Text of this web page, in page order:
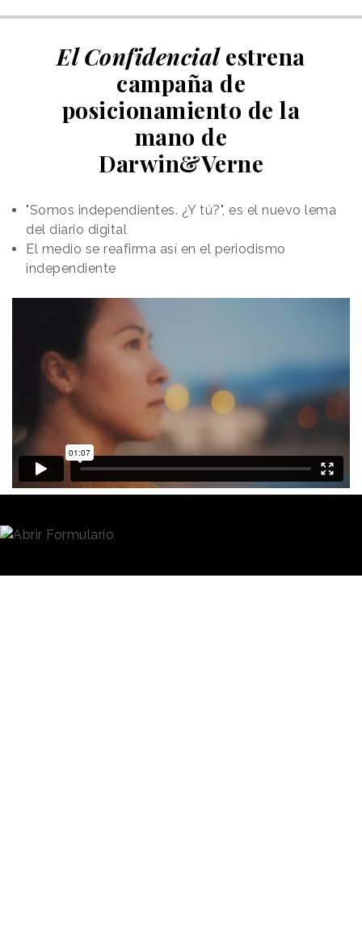
El Confidencialestrena
campaña de
posicionamiento de la
mano de
Darwin&Verne
"Somos independientes. ¿Y tú?", es el nuevo lema
del diario digital
El medio se reafirma así en el periodismo
independiente
El diario digitalEl Confidencial
imagen de marca, para reforzar su